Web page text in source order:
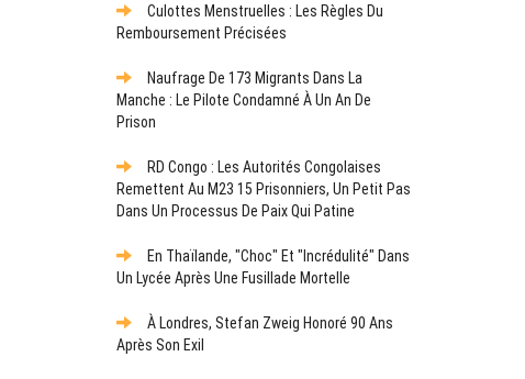
Culottes Menstruelles : Les Règles Du
Remboursement Précisées
Naufrage De 173 Migrants Dans La
Manche : Le Pilote Condamné À Un An De
Prison
RD Congo : Les Autorités Congolaises
Remettent Au M23 15 Prisonniers, Un Petit Pas
Dans Un Processus De Paix Qui Patine
En Thaïlande, "choc" Et "incrédulité" Dans
Un Lycée Après Une Fusillade Mortelle
À Londres, Stefan Zweig Honoré 90 Ans
Après Son Exil